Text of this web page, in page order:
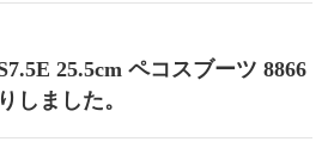
25.5cm ペコスブーツ 8866
しました。